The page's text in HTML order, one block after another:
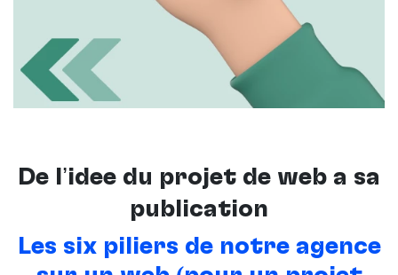
De l’idée du projet de web à sa
publication
Les six piliers de notre agence